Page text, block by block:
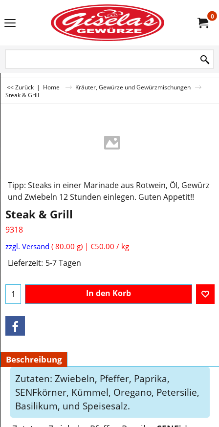
0
<< Zurück | Home
Kräuter, Gewürze und Gewürzmischungen
Steak & Grill
Tipp: Steaks in einer Marinade aus Rotwein, Öl, Gewürz
und Zwiebeln 12 Stunden einlegen. Guten Appetit!!
Steak & Grill
9318
€4.00 inkl. MwSt
zzgl. Versand 80.00g
In den Korb
Beschreibung
Zutaten: Zwiebeln, Pfeffer, Paprika,
SENFkörner, Kümmel, Oregano, Petersilie,
Basilikum, und Speisesalz.